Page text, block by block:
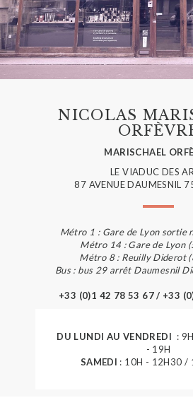
NICOLAS
MARISCHAEL
LE VIADUC DES
87 AVENUE DAUMESNIL
Métro 1 : Gare de Lyon sortie
Métro 14 : Gare de Lyon
Métro 8 : Reuilly Diderot
Bus : bus 29 arrêt Daumesnil
+33 (0)1 42 78 53 67 / +33
DU LUNDI AU VENDREDI :
- 19H
SAMEDI : 10H - 12H30 /